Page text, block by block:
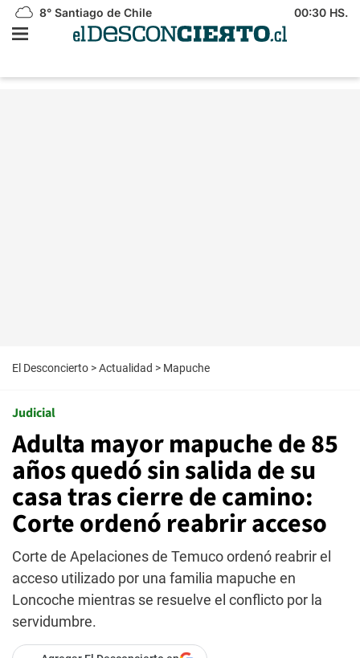
8° Santiago de Chile 00:30 HS.
El Desconcierto >Actualidad > Mapuche
Judicial
Adulta mayor mapuche de 85
años quedó sin salida de su
casa tras cierre de camino:
Corte ordenó reabrir acceso
Corte de Apelaciones de Temuco ordenó reabrir el
acceso utilizado por una familia mapuche en
Loncoche mientras se resuelve el conflicto por la
servidumbre.